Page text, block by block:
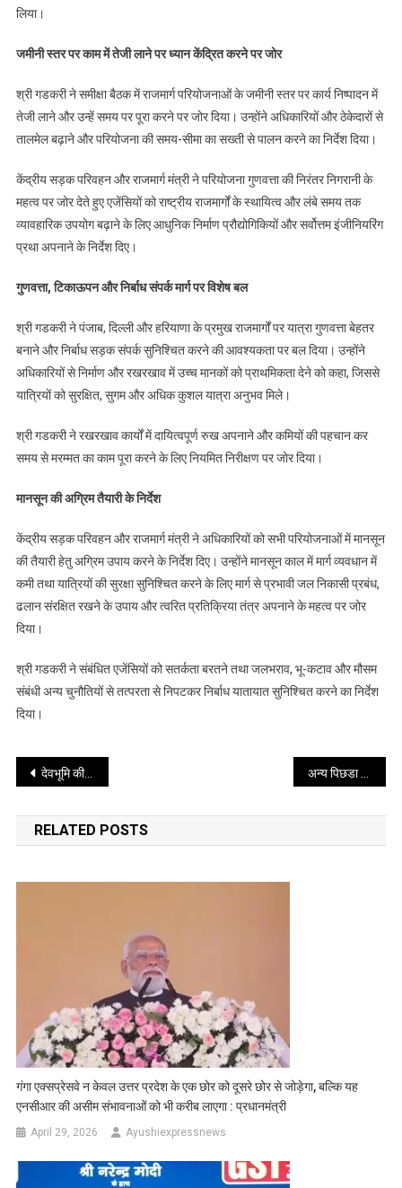
जोर
लिया।
जमीनी स्तर पर काम में तेजी लाने पर ध्यान केंद्रित करने पर जोर
श्री गडकरी ने समीक्षा बैठक में राजमार्ग परियोजनाओं के जमीनी स्तर पर कार्य निष्पादन में
तेजी लाने और उन्हें समय पर पूरा करने पर जोर दिया। उन्होंने अधिकारियों और ठेकेदारों से
तालमेल बढ़ाने और परियोजना की समय-सीमा का सख्ती से पालन करने का निर्देश दिया।
केंद्रीय सड़क परिवहन और राजमार्ग मंत्री ने परियोजना गुणवत्ता की निरंतर निगरानी के
महत्व पर जोर देते हुए एजेंसियों को राष्ट्रीय राजमार्गों के स्थायित्व और लंबे समय तक
व्यावहारिक उपयोग बढ़ाने के लिए आधुनिक निर्माण प्रौद्योगिकियों और सर्वोत्तम इंजीनियरिंग
प्रथा अपनाने के निर्देश दिए।
गुणवत्ता,टिकाऊपन और निर्बाध संपर्क मार्ग पर विशेष बल
श्री गडकरी ने पंजाब, दिल्ली और हरियाणा के प्रमुख राजमार्गों पर यात्रा गुणवत्ता बेहतर
बनाने और निर्बाध सड़क संपर्क सुनिश्चित करने की आवश्यकता पर बल दिया। उन्होंने
अधिकारियों से निर्माण और रखरखाव में उच्च मानकों को प्राथमिकता देने को कहा, जिससे
यात्रियों को सुरक्षित, सुगम और अधिक कुशल यात्रा अनुभव मिले।
श्री गडकरी ने रखरखाव कार्यों में दायित्वपूर्ण रुख अपनाने और कमियों की पहचान कर
समय से मरम्मत का काम पूरा करने के लिए नियमित निरीक्षण पर जोर दिया।
मानसून की अग्रिम तैयारी के निर्देश
केंद्रीय सड़क परिवहन और राजमार्ग मंत्री ने अधिकारियों को सभी परियोजनाओं में मानसून
की तैयारी हेतु अग्रिम उपाय करने के निर्देश दिए। उन्होंने मानसून काल में मार्ग व्यवधान में
कमी तथा यात्रियों की सुरक्षा सुनिश्चित करने के लिए मार्ग से प्रभावी जल निकासी प्रबंध,
ढलान संरक्षित रखने के उपाय और त्वरित प्रतिक्रिया तंत्र अपनाने के महत्व पर जोर
दिया।
श्री गडकरी ने संबंधित एजेंसियों को सतर्कता बरतने तथा जलभराव, भू-कटाव और मौसम
संबंधी अन्य चुनौतियों से तत्परता से निपटकर निर्बाध यातायात सुनिश्चित करने का निर्देश
दिया।
Post
navigation
देवभूमि की संस्कृति और पहचान को डिजिटल प्लेटफॉर्म पर आगे बढ़ाने का आह्वान अन्य पिछडा वर्ग आयोग में 10 शिकायतों पर सुनवाई, विभागों को दिए सख्त निर्देश
RELATED POSTS
गंगा एक्सप्रेसवे न केवल उत्तर प्रदेश के एक छोर को दूसरे छोर से जोड़ेगा, बल्कि यह
एनसीआर की असीम संभावनाओं को भी करीब लाएगा : प्रधानमंत्री
April 29, 2026 Ayushiexpressnews